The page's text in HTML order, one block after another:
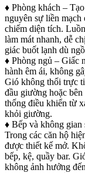
♦ Phòng khách –
nguyên sự liền mạch
chiếm diện tích.
làm mát nhanh, dễ
giác buốt lạnh dù
♦ Phòng ngủ – Giấc
hành êm ái, không
Gió không thổi trực
đầu giường hoặc
thống điều khiển từ
khỏi giường.
♦ Bếp và không
Trong các căn hộ
được thiết kế mở.
bếp, kệ, quầy bar.
không ảnh hưởng